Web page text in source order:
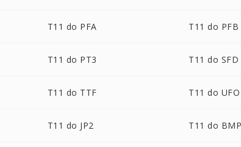
T11 do PFA T11 do PFB
T11 do PT3 T11 do SFD
T11 do TTF T11 do UFO
T11 do JP2 T11 do